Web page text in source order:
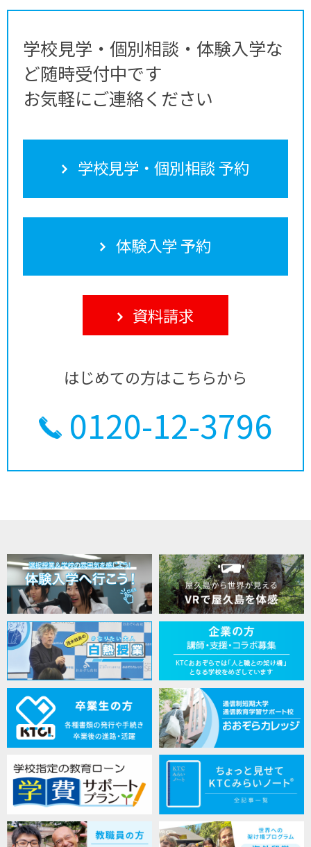
学校見学・個別相談・体験入学な
ど随時受付中です
お気軽にご連絡ください
学校見学・個別相談 予約
体験入学 予約
資料請求
はじめての方はこちらから
0120-12-3796